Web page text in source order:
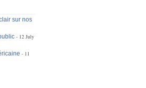
sur nos
12 July
11